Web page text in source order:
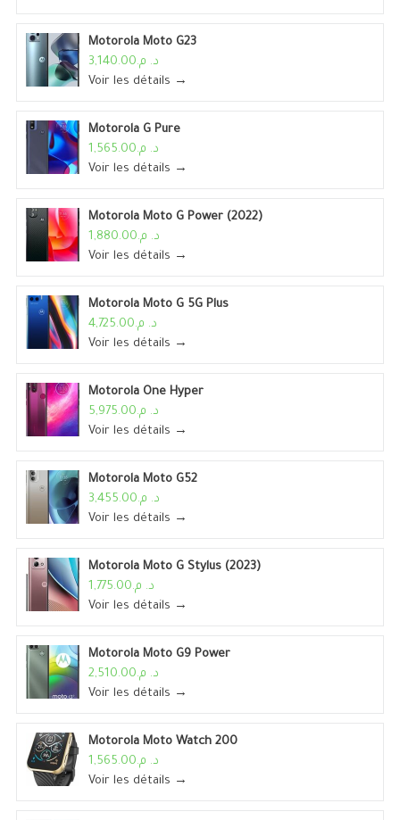
Motorola Moto G23
د. م.3,140.00
Voir les détails →
Motorola G Pure
د. م.1,565.00
Voir les détails →
Motorola Moto G Power (2022)
د. م.1,880.00
Voir les détails →
Motorola Moto G 5G Plus
د. م.4,725.00
Voir les détails →
Motorola One Hyper
د. م.5,975.00
Voir les détails →
Motorola Moto G52
د. م.3,455.00
Voir les détails →
Motorola Moto G Stylus (2023)
د. م.1,775.00
Voir les détails →
Motorola Moto G9 Power
د. م.2,510.00
Voir les détails →
Motorola Moto Watch 200
د. م.1,565.00
Voir les détails →